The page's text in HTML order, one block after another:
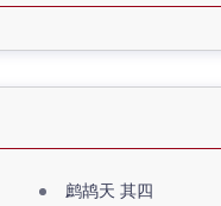
鹧鸪天 其四